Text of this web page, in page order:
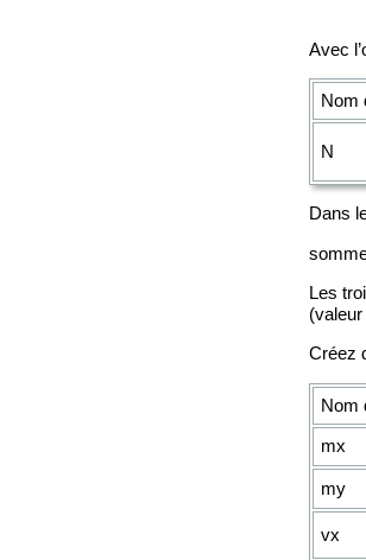
Avec
Nom
N
Dans
Les
Créez
Nom
mx
my
vx